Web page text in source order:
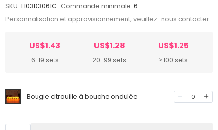
SKU: T103D3061C Commande minimale: 6
Personnalisation et approvisionnement, veuillez nous contacter
US$1.43
6-19 sets
US$1.28
20-99 sets
US$1.25
≥ 100 sets
Bougie citrouille à bouche ondulée 0